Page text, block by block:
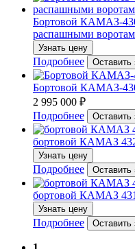
Бортовой КАМАЗ-
распашными
Узнать цену
Подробнее Оставить
Бортовой КАМАЗ-
2 995 000 ₽
Подробнее
Оставить
бортовой КАМАЗ
Узнать цену
Подробнее Оставить
бортовой КАМАЗ
Узнать цену
Подробнее Оставить